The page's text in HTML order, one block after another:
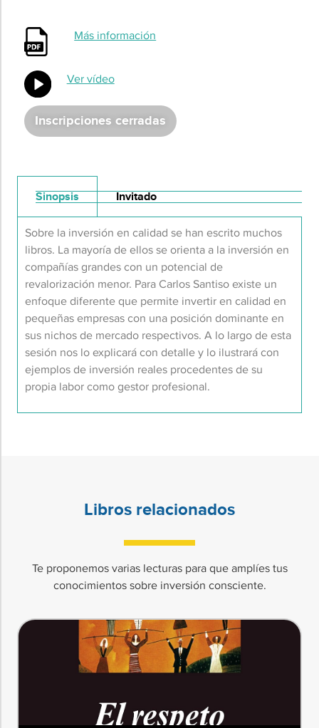
Más información
Ver vídeo
Inscripciones cerradas
Sinopsis Invitado
Sobre la inversión en calidad se han escrito muchos
libros. La mayoría de ellos seorienta a la inversión en
compañías grandescon un potencial de
revalorización menor. Para Carlos Santisoexiste un
enfoque diferenteque permite invertir en calidad en
pequeñas empresascon una posición dominante en
sus nichosde mercado respectivos. A lo largo de esta
sesión nos loexplicará con detalle y lo ilustrarácon
ejemplos de inversión reales procedentes de su
propia laborcomo gestor profesional.
Libros relacionados
Te proponemos varias lecturas para que amplíes tus
conocimientos sobre inversión consciente.